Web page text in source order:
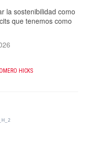
la sostenibilidad como
que tenemos como
HICKS